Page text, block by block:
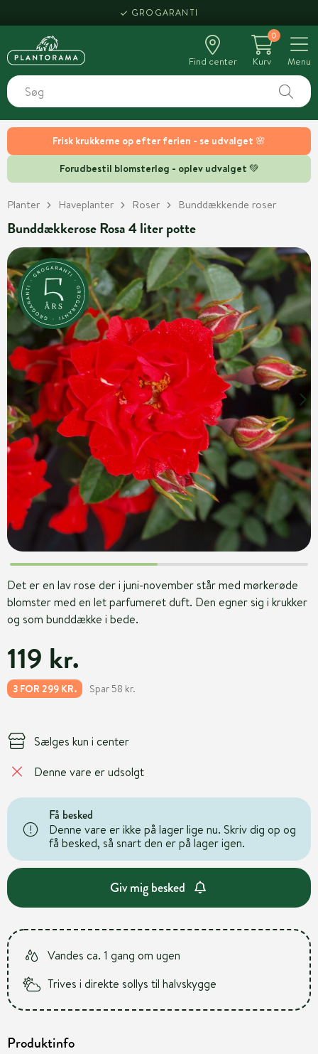
Frisk krukkerne op efter ferien - se udvalget 🌸
Forudbestil blomsterløg - oplev udvalget 💚
GROGARANTI
Find center
0
Kurv
Menu
Planter Haveplanter Roser Bunddækkende roser
Bunddækkerose Rosa 4 liter potte
Det er en lav rose der i juni-november står med mørkerøde
blomster med en let parfumeret duft. Den egner sig i krukker
og som bunddække i bede.
119 kr.
3 FOR 299 KR. Spar 58 kr.
Sælges kun i center
Denne vare er udsolgt
Få besked
Denne vare er ikke på lager lige nu. Skriv dig op og
få besked, så snart den er på lager igen.
Giv mig besked
Vandes ca. 1 gang om ugen
Trives i direkte sollys til halvskygge
Produktinfo